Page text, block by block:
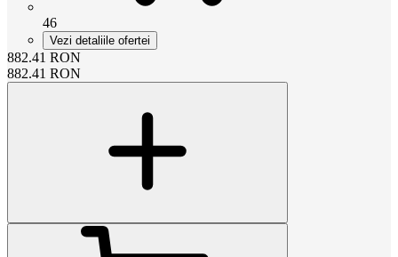
46
Vezi detaliile ofertei
882.41 RON
882.41 RON